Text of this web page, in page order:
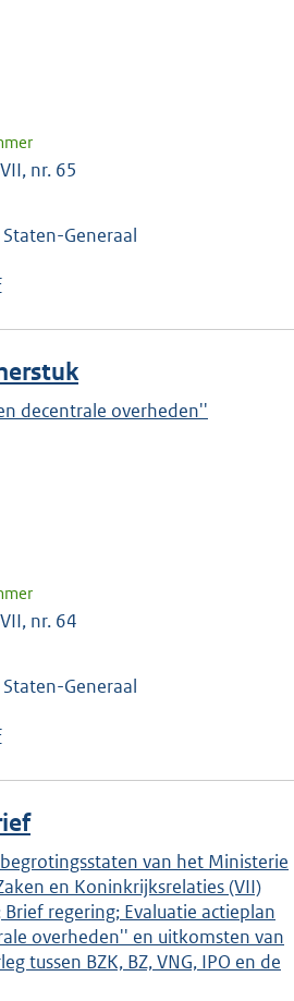
nr. 65
Generaal
decentrale overheden''
nr. 64
Generaal
van het Ministerie
en Koninkrijksrelaties (VII)
regering; Evaluatie actieplan
overheden'' en uitkomsten van
tussen BZK, BZ, VNG, IPO en de